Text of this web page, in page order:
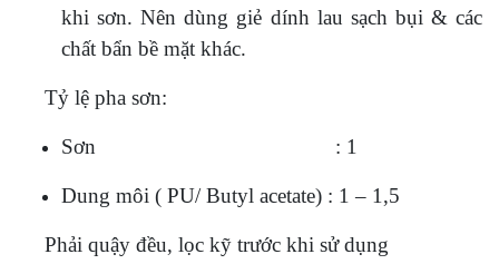
khi sơn. Nên dùng giẻ dính lau sạch bụi & các
chất bẩn bề mặt khác.
Tỷ lệ pha sơn:
Sơn : 1
Dung môi ( PU/ Butyl acetate) : 1 – 1,5
Phải quậy đều, lọc kỹ trước khi sử dụng